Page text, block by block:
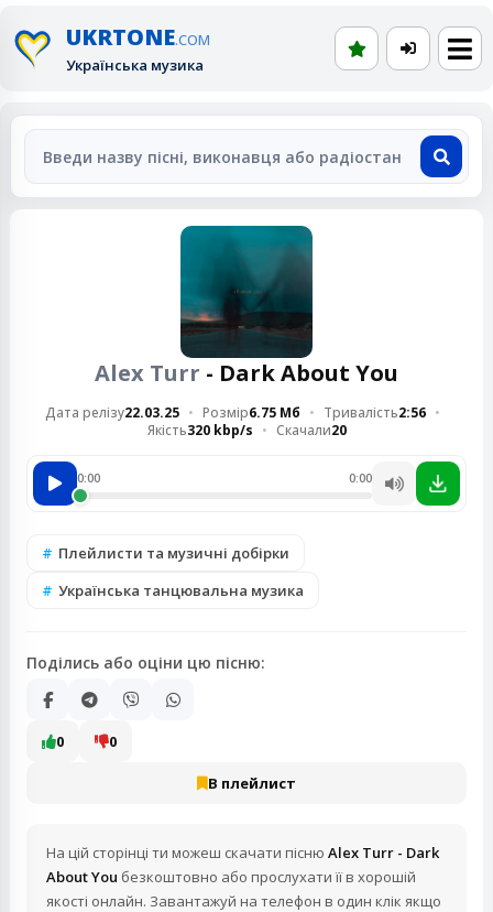
UKRTONE.COM
Українська музика
Alex Turr - Dark About You
Дата релізу22.03.25 Розмір6.75 Мб Тривалість2:56
Якість320 kbp/s Скачали20
0:00 0:00
Плейлисти та музичні добірки
Українська танцювальна музика
Поділись або оціни цю пісню:
0 0
В плейлист
На цій сторінці ти можеш скачати пісню Alex Turr - Dark
About You безкоштовно або прослухати її в хорошій
якості онлайн. Завантажуй на телефон в один клік якщо